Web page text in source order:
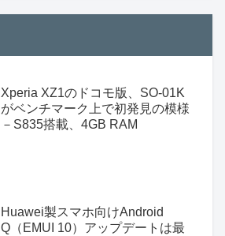
Xperia XZ1のドコモ版、SO-01K
がベンチマーク上で初発見の模様
－S835搭載、4GB RAM
Huawei製スマホ向けAndroid
Q（EMUI 10）アップデートは最